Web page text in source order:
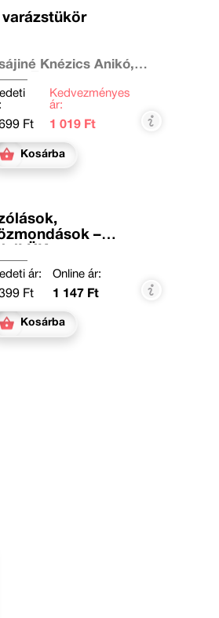
varázstükör
Knézics Anikó,
Zsuzsanna
Ft
Kedvezményes
ár:
1 019 Ft
Kosárba
–
ár:
Ft
Online ár:
1 147 Ft
Kosárba